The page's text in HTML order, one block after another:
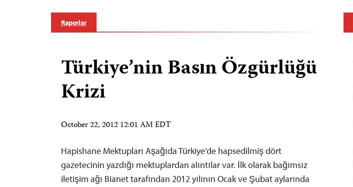
Raporlar
Türkiye’nin Basın Özgürlüğü
Krizi
October 22, 2012 12:01 AM EDT
Hapishane Mektupları Aşağıda Türkiye’de hapsedilmiş dört
gazetecinin yazdığı mektuplardan alıntılar var. İlk olarak bağımsız
iletişim ağı Bianet tarafından 2012 yılının Ocak ve Şubat aylarında